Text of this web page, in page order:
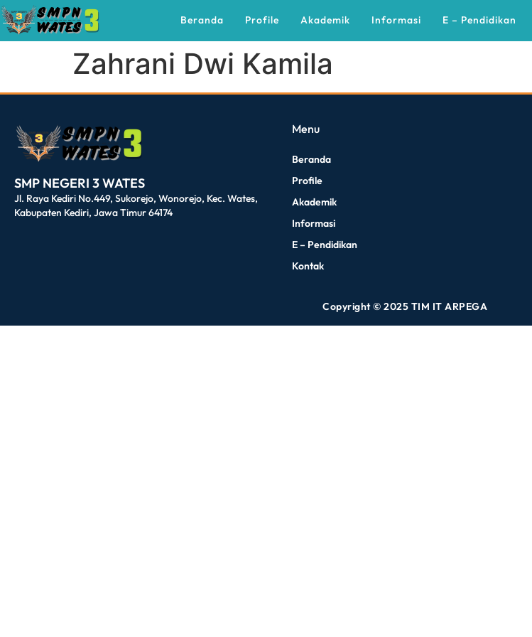
Beranda Profile Akademik Informasi E – Pendidikan
Zahrani Dwi Kamila
SMP NEGERI 3 WATES
Jl. Raya Kediri No.449, Sukorejo, Wonorejo, Kec. Wates,
Kabupaten Kediri, Jawa Timur 64174
Menu
Beranda
Profile
Akademik
Informasi
E – Pendidikan
Kontak
Copyright © 2025 TIM IT ARPEGA